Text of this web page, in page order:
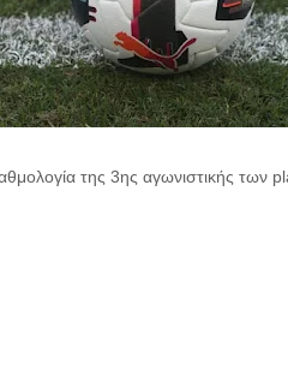
της 3ης αγωνιστικής των